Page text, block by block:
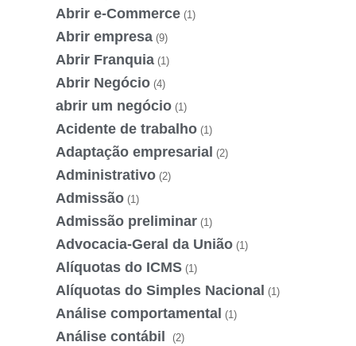
Abrir e-Commerce (1)
Abrir empresa (9)
Abrir Franquia (1)
Abrir Negócio (4)
abrir um negócio (1)
Acidente de trabalho (1)
Adaptação empresarial (2)
Administrativo (2)
Admissão (1)
Admissão preliminar (1)
Advocacia-Geral da União (1)
Alíquotas do ICMS (1)
Alíquotas do Simples Nacional (1)
Análise comportamental (1)
Análise contábil (2)